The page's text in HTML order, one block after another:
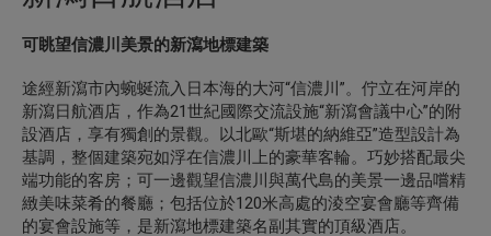
可眺望信濃川美景的新瀉地標建築
途經新瀉市內蜿蜒流入日本海的大河“信濃川”。佇立在河岸的
新瀉日航酒店，作為21世紀國際交流設施“新瀉會議中心”的附
設酒店，享有獨創的景觀。以北歐“斯堪的納維亞”造型設計為
基調，整個建築宛如浮在信濃川上的豪華客輪。巧妙搭配最尖
端功能的客房；可一邊觀望信濃川與萬代島的美景一邊品嚐精
緻美味菜肴的餐廳；包括位於120米高處的淩空宴會廳等齊備
的宴會設施等，是新瀉地標建築名副其實的頂級酒店。